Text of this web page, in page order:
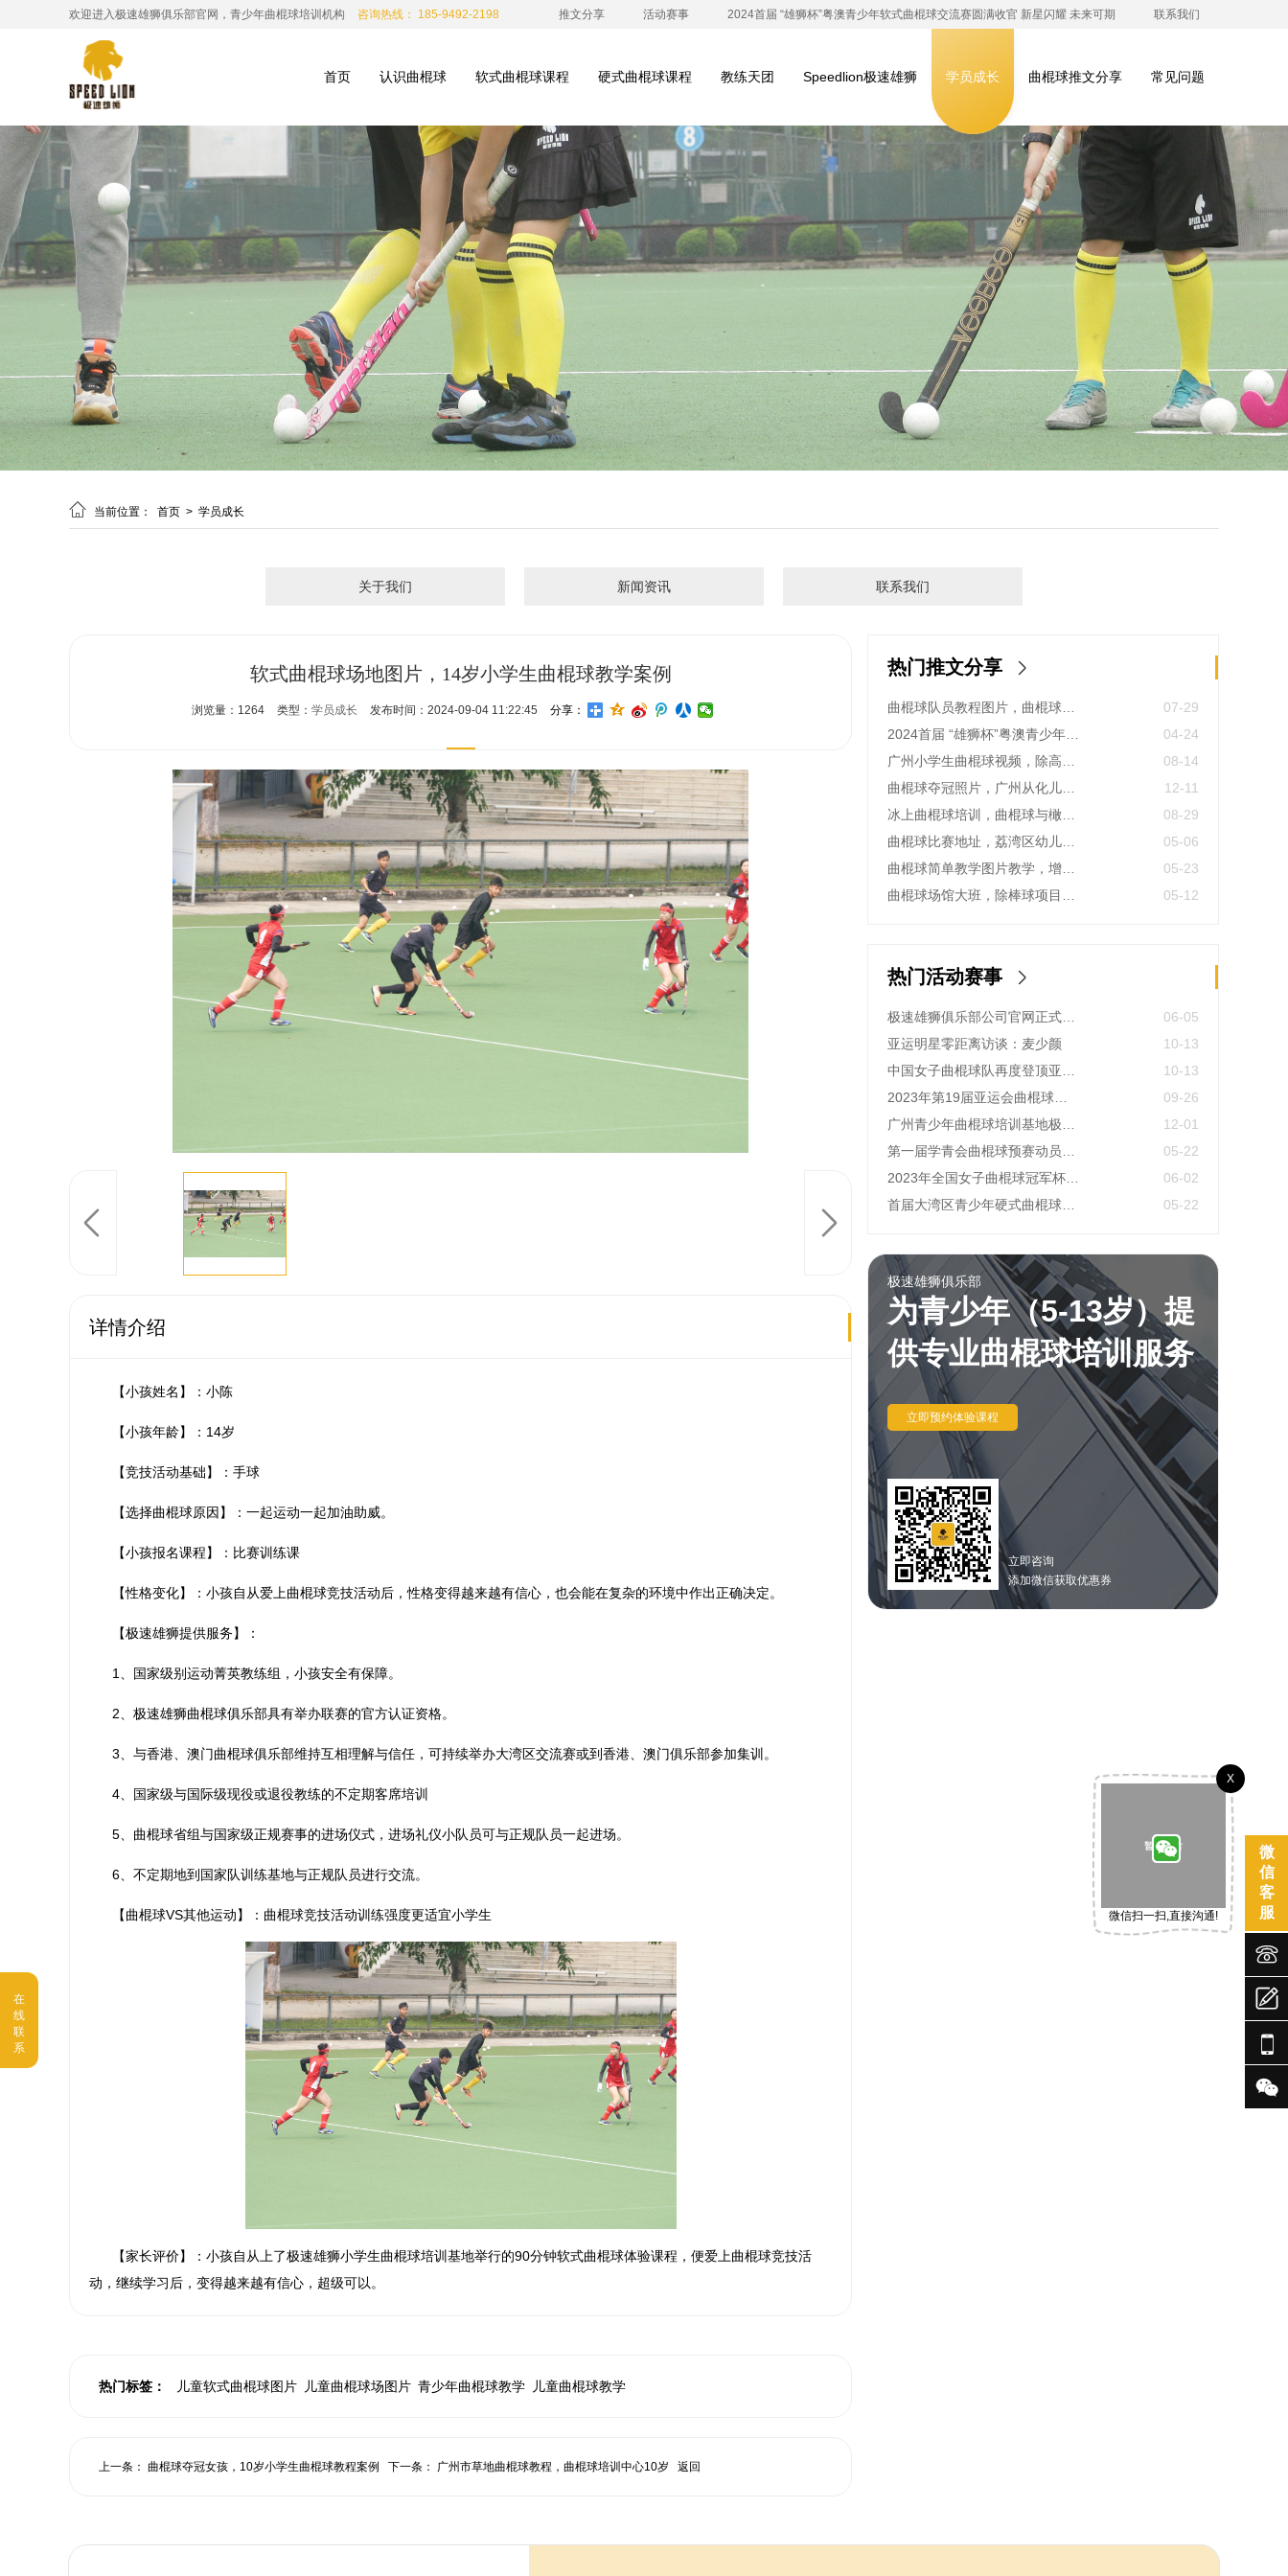
欢迎进入极速雄狮俱乐部官网，青少年曲棍球培训机构 咨询热线： 185-9492-2198 推文分享 活动赛事 2024首届 “雄狮杯”粤澳青少年软式曲棍球交流赛圆满收官 新星闪耀 未来可期 联系我们
首页 认识曲棍球 软式曲棍球课程 硬式曲棍球课程 教练天团 Speedlion极速雄狮 学员成长 曲棍球推文分享 常见问题
 当前位置： 首页 > 学员成长
关于我们 新闻资讯 联系我们
软式曲棍球场地图片，14岁小学生曲棍球教学案例
浏览量：1264 类型： 学员成长 发布时间：2024-09-04 11:22:45 分享：
详情介绍
【小孩姓名】：小陈
【小孩年龄】：14岁
【竞技活动基础】：手球
【选择曲棍球原因】：一起运动一起加油助威。
【小孩报名课程】：比赛训练课
【性格变化】：小孩自从爱上曲棍球竞技活动后，性格变得越来越有信心，也会能在复杂的环境中作出正确决定。
【极速雄狮提供服务】：
1、国家级别运动菁英教练组，小孩安全有保障。
2、极速雄狮曲棍球俱乐部具有举办联赛的官方认证资格。
3、与香港、澳门曲棍球俱乐部维持互相理解与信任，可持续举办大湾区交流赛或到香港、澳门俱乐部参加集训。
4、国家级与国际级现役或退役教练的不定期客席培训
5、曲棍球省组与国家级正规赛事的进场仪式，进场礼仪小队员可与正规队员一起进场。
6、不定期地到国家队训练基地与正规队员进行交流。
【曲棍球VS其他运动】：曲棍球竞技活动训练强度更适宜小学生
【家长评价】：小孩自从上了极速雄狮小学生曲棍球培训基地举行的90分钟软式曲棍球体验课程，便爱上曲棍球竞技活
动，继续学习后，变得越来越有信心，超级可以。
热门标签： 儿童软式曲棍球图片 儿童曲棍球场图片 青少年曲棍球教学 儿童曲棍球教学
上一条： 曲棍球夺冠女孩，10岁小学生曲棍球教程案例 下一条： 广州市草地曲棍球教程，曲棍球培训中心10岁
返回
热门推文分享
07-29
04-24
08-14
12-11
08-29
05-06
05-23
05-12
热门活动赛事
06-05
亚运明星零距离访谈：麦少颜
10-13
10-13
09-26
12-01
05-22
06-02
05-22
极速雄狮俱乐部
为青少年（5-13岁）提
供专业曲棍球培训服务
立即预约体验课程
立即咨询
添加微信获取优惠券
微
信
客
服
X
微信扫一扫,直接沟通!




